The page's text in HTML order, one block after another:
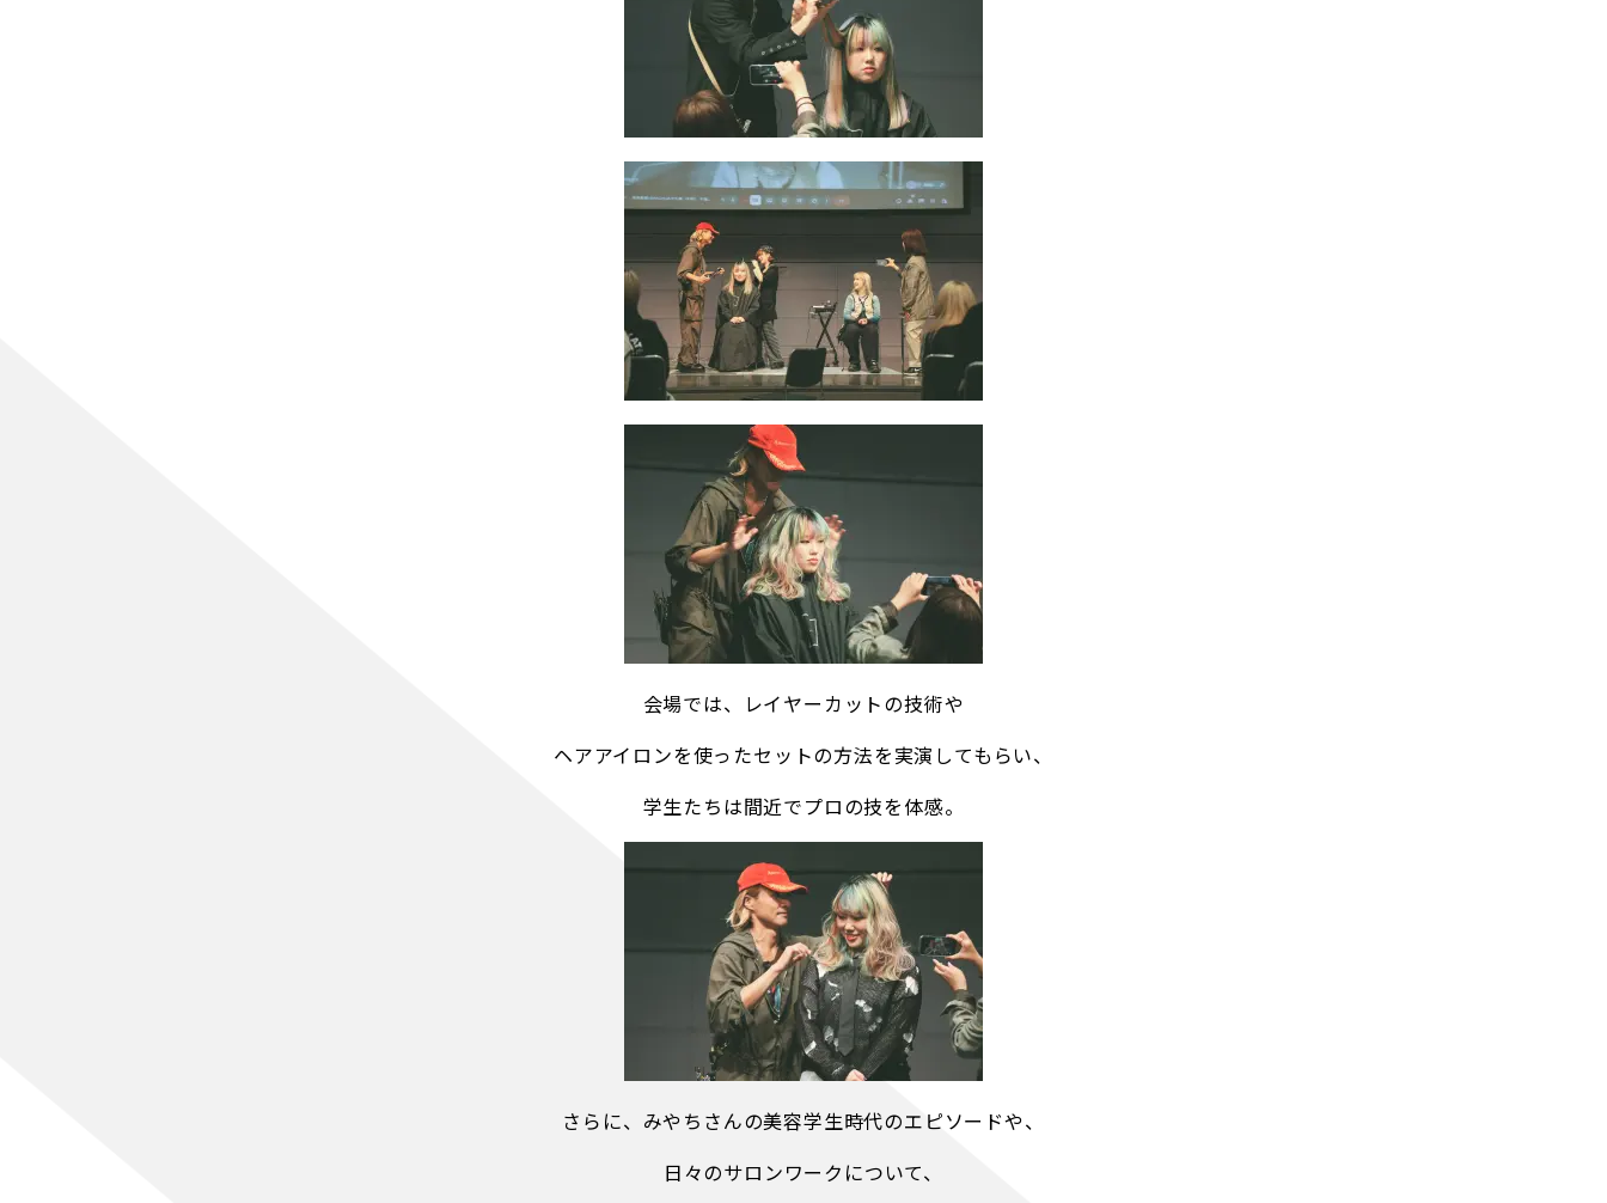
会場では、レイヤーカットの技術や
ヘアアイロンを使ったセットの方法を実演してもらい、
学生たちは間近でプロの技を体感。
さらに、みやちさんの美容学生時代のエピソードや、
日々のサロンワークについて、